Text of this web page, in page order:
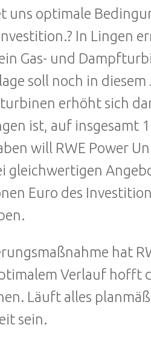
uns optimale
In Lingen
Gas- und
soll noch in diesem
erhöht sich
ist, auf insgesamt
will RWE Power
gleichwertigen
Euro des
hat
Verlauf hofft
Läuft alles
sein.